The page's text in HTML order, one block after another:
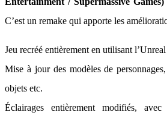
C’est un remake qui apporte les
Jeu recréé entièrement en utilisant
Mise à jour des modèles de
objets etc.
Éclairages entièrement modifiés,